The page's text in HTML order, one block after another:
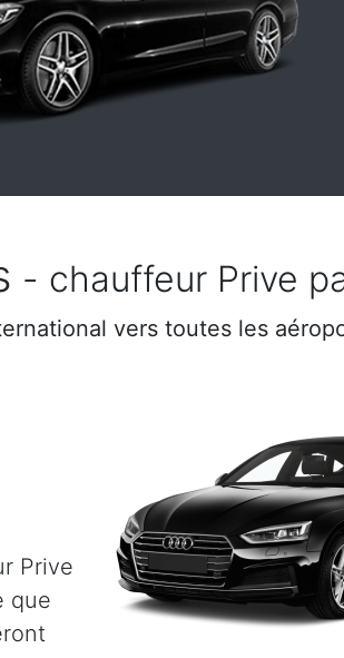
- chauffeur Prive
vers toutes les
Prive
que